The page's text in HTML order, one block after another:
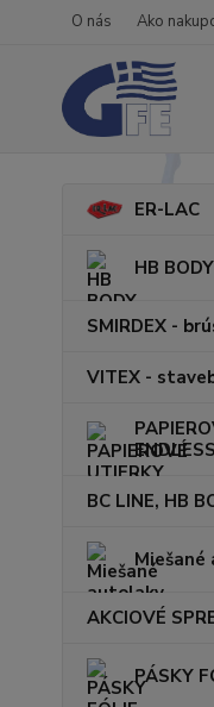
O nás Ako
ER-LAC
HB
SMIRDEX -
VITEX -
ENDLESS
BC LINE, HB
AKCIOVÉ
PÁSKY